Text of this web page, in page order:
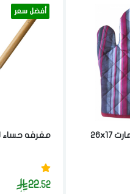
قفاز قطن مطبخ لمارت 26x17
أفضل سعر
مغرفه حساء لمارت
22.52